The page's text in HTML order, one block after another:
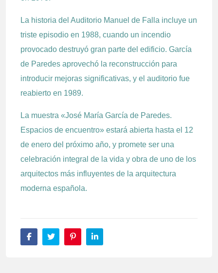
La historia del Auditorio Manuel de Falla incluye un
triste episodio en 1988, cuando un incendio
provocado destruyó gran parte del edificio. García
de Paredes aprovechó la reconstrucción para
introducir mejoras significativas, y el auditorio fue
reabierto en 1989.
La muestra «José María García de Paredes.
Espacios de encuentro» estará abierta hasta el 12
de enero del próximo año, y promete ser una
celebración integral de la vida y obra de uno de los
arquitectos más influyentes de la arquitectura
moderna española.